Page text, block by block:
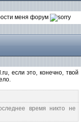
меня форум
если это, конечно, твой
время никто не